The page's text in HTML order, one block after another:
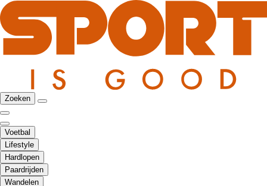
Zoeken
Voetbal
Lifestyle
Hardlopen
Paardrijden
Wandelen